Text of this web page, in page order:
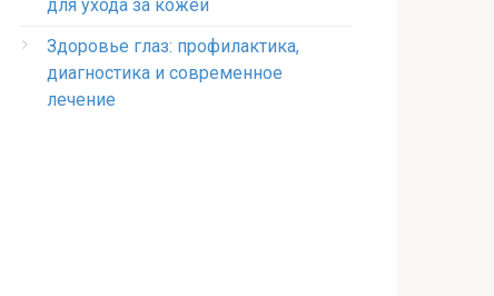
для ухода за кожей
Здоровье глаз: профилактика,
диагностика и современное
лечение